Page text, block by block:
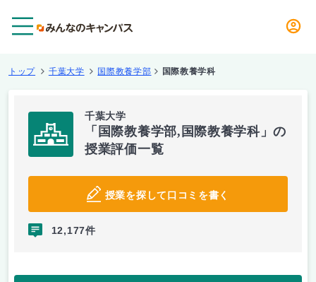
トップ 千葉大学 国際教養学部 国際教養学科
千葉大学
「国際教養学部,国際教養学科」の
授業評価一覧
授業を探して口コミを書く
12,177件